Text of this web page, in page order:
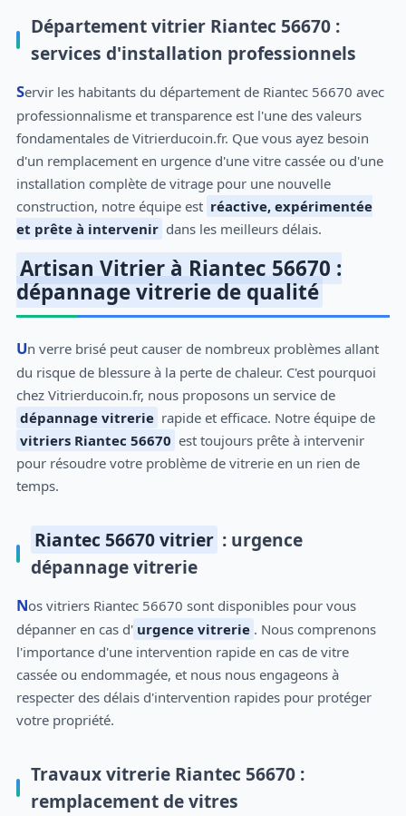
Département vitrier Riantec 56670 :
services d'installation professionnels
Servir les habitants du département de Riantec 56670 avec
professionnalisme et transparence est l'une des valeurs
fondamentales de Vitrierducoin.fr. Que vous ayez besoin
d'un remplacement en urgence d'une vitre cassée ou d'une
installation complète de vitrage pour une nouvelle
construction, notre équipe est réactive, expérimentée
et prête à intervenir dans les meilleurs délais.
Artisan Vitrier à Riantec 56670 :
dépannage vitrerie de qualité
Un verre brisé peut causer de nombreux problèmes allant
du risque de blessure à la perte de chaleur. C'est pourquoi
chez Vitrierducoin.fr, nous proposons un service de
dépannage vitrerie rapide et efficace. Notre équipe de
vitriers Riantec 56670 est toujours prête à intervenir
pour résoudre votre problème de vitrerie en un rien de
temps.
Riantec 56670 vitrier : urgence
dépannage vitrerie
Nos vitriers Riantec 56670 sont disponibles pour vous
dépanner en cas d' urgence vitrerie . Nous comprenons
l'importance d'une intervention rapide en cas de vitre
cassée ou endommagée, et nous nous engageons à
respecter des délais d'intervention rapides pour protéger
votre propriété.
Travaux vitrerie Riantec 56670 :
remplacement de vitres